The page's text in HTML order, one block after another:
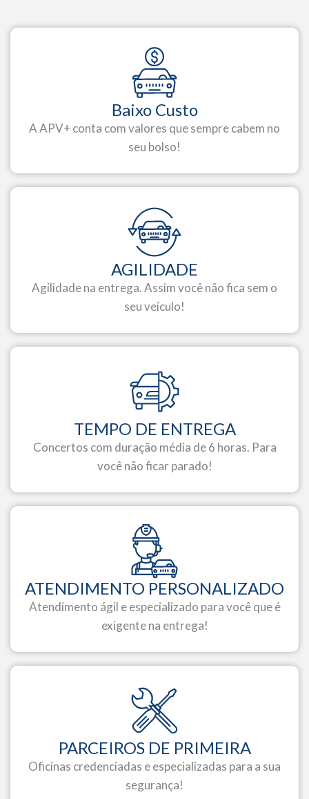
Baixo Custo
A APV+ conta com valores que sempre cabem no
seu bolso!
AGILIDADE
Agilidade na entrega. Assim você não fica sem o
seu veículo!
TEMPO DE ENTREGA
Concertos com duração média de 6 horas. Para
você não ficar parado!
ATENDIMENTO PERSONALIZADO
Atendimento ágil e especializado para você que é
exigente na entrega!
PARCEIROS DE PRIMEIRA
Oficinas credenciadas e especializadas para a sua
segurança!